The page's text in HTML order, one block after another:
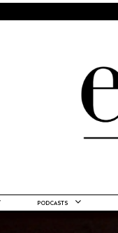
PODCASTS